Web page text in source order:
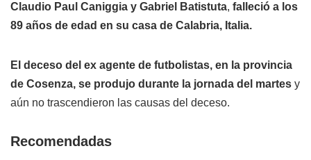
Claudio Paul Caniggia y Gabriel Batistuta, falleció a los
89 años de edad en su casa de Calabria, Italia.
El deceso del ex agente de futbolistas, en la provincia
de Cosenza, se produjo durante la jornada del martes y
aún no trascendieron las causas del deceso.
Recomendadas